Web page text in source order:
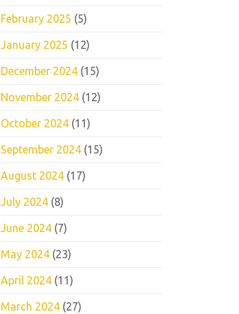
February 2025 (5)
January 2025 (12)
December 2024 (15)
November 2024 (12)
October 2024 (11)
September 2024 (15)
August 2024 (17)
July 2024 (8)
June 2024 (7)
May 2024 (23)
April 2024 (11)
March 2024 (27)